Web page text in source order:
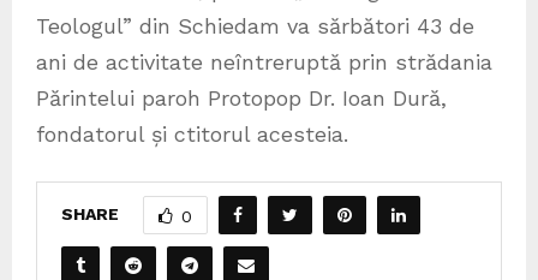
Teologul” din Schiedam va sărbători 43 de
ani de activitate neîntreruptă prin strădania
Părintelui paroh Protopop Dr. Ioan Dură,
fondatorul și ctitorul acesteia.
SHARE 0